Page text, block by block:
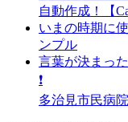
自動作成！【
いまの時期に
ンプル
言葉が決まっ
❗
多治見市民病